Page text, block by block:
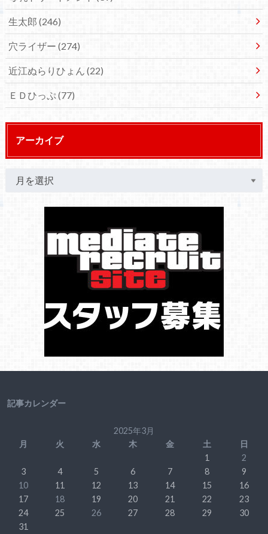
生太郎 (246)
穴ライザー (274)
近江ぬらりひょん (22)
ＥＤひっぷ(77)
アーカイブ
記事カレンダー
2025年3月
月
火 水 木 金 土
日
1
2
3
4 5 6 7 8
9
10
11 12 13 14 15
16
17
18 19 20 21 22
23
24
25 26 27 28 29
30
31